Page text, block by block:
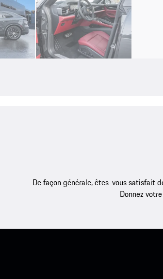
De façon générale, êtes-vous satisfait
Donnez